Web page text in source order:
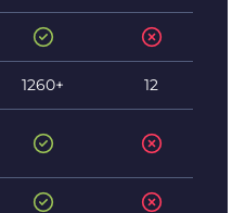
1260+ 12